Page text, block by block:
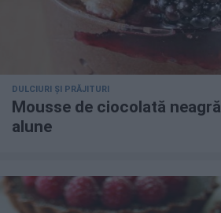
DULCIURI ȘI PRĂJITURI
Mousse de ciocolată
alune